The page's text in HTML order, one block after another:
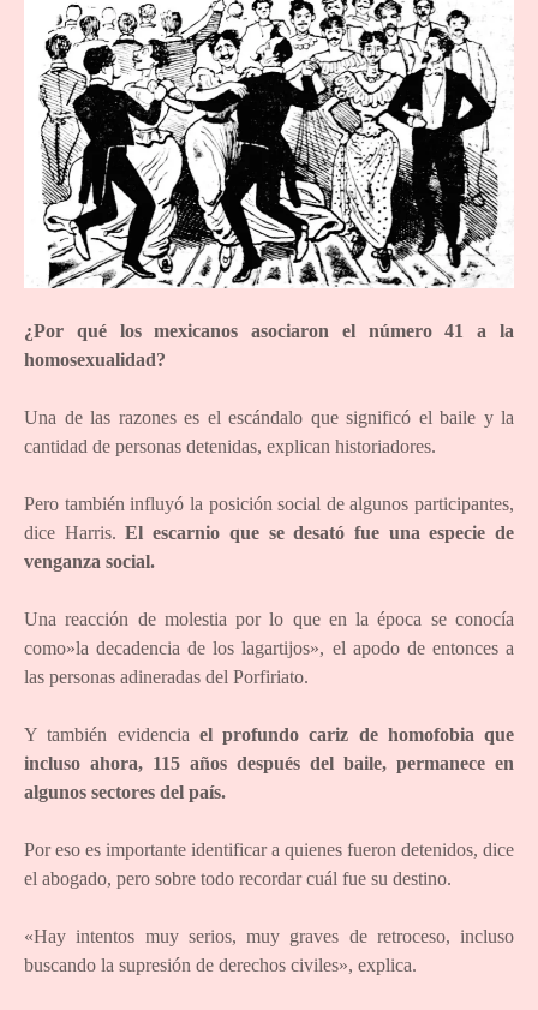
¿Por qué los mexicanos asociaron el número 41 a la
homosexualidad?
Una de las razones es el escándalo que significó el baile y la
cantidad de personas detenidas, explican historiadores.
Pero también influyó la posición social de algunos participantes,
dice Harris. El escarnio que se desató fue una especie de
venganza social.
Una reacción de molestia por lo que en la época se conocía
como»la decadencia de los lagartijos», el apodo de entonces a
las personas adineradas del Porfiriato.
Y también evidencia el profundo cariz de homofobia que
incluso ahora, 115 años después del baile, permanece en
algunos sectores del país.
Por eso es importante identificar a quienes fueron detenidos, dice
el abogado, pero sobre todo recordar cuál fue su destino.
«Hay intentos muy serios, muy graves de retroceso, incluso
buscando la supresión de derechos civiles», explica.